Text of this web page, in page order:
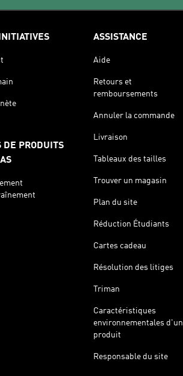
DE PRODUITS
ASSISTANCE
Aide
Retours et
remboursements
Annuler la commande
Livraison
Tableaux des tailles
Trouver un magasin
Plan du site
Réduction Étudiants
Cartes cadeau
Résolution des litiges
Triman
Caractéristiques
environnementales d'un
produit
Responsable du site